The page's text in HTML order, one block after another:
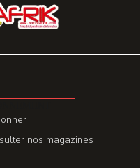
nos magazines